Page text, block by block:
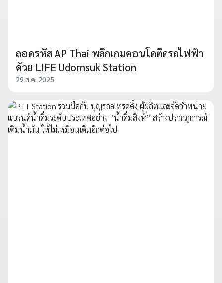
ถอดรหัส AP Thai พลิกเกมคอนโดติดรถไฟฟ้า
ด้วย LIFE Udomsuk Station
29 ส.ค. 2025